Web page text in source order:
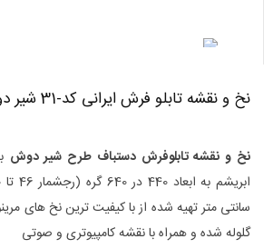
نخ و نقشه تابلو فرش ایرانی کد-31 شیر دوش
نخ و نقشه تابلوفرش دستباف طرح شیر دوش
ابریشم به ابعاد 440 در 640 گره
(رجشمار 46 تا 50
سانتی متر تهیه شده از با کیفیت ترین نخ های
گلوله شده و همراه با نقشه کامپیوتری و صوتی